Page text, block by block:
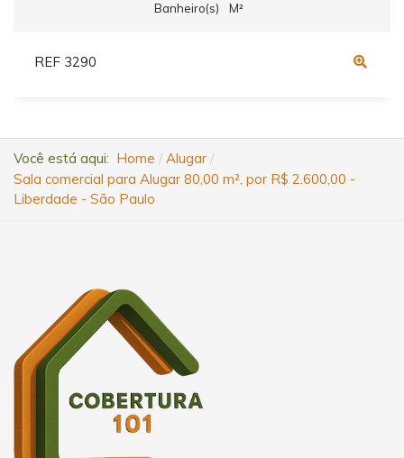
Banheiro(s)
M²
REF 3290
Você está aqui: Home
Alugar
Sala comercial para Alugar 80,00 m², por R$ 2.600,00 -
Liberdade - São Paulo